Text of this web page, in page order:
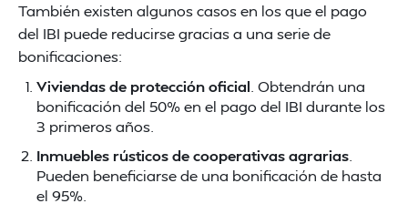
También existen algunos casos en los que el pago
del IBI puede reducirse gracias a una serie de
bonificaciones:
Viviendas de protección oficial . Obtendrán una
bonificación del 50% en el pago del IBI durante los
3 primeros años.
Inmuebles rústicos de cooperativas agrarias
Pueden beneficiarse de una bonificación de hasta
el 95%.